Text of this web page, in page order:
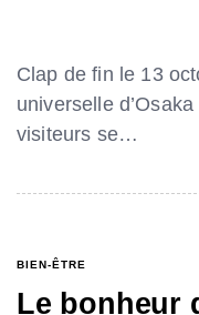
Clap de fin le 13
universelle
visiteurs se…
BIEN-ÊTRE
Le bonheur